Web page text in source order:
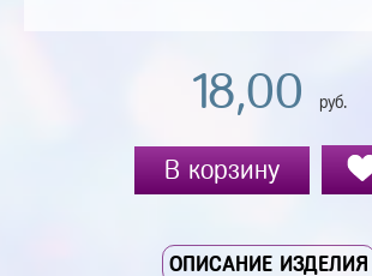
18,00 руб.
В корзину
ОПИСАНИЕ ИЗДЕЛИЯ